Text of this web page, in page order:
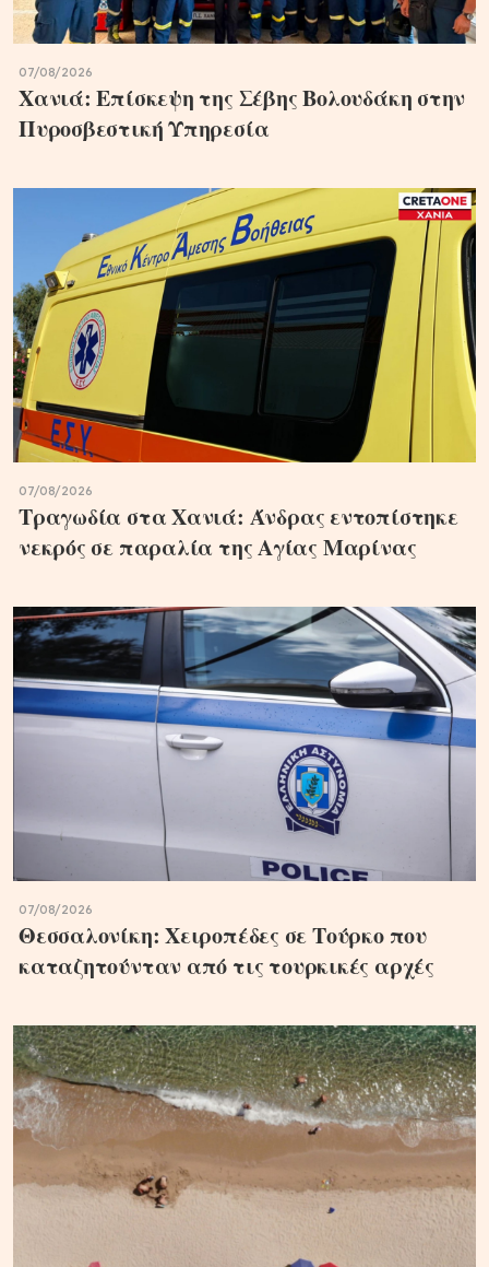
07/08/2026
Χανιά: Επίσκεψη της Σέβης Βολουδάκη στην
Πυροσβεστική Υπηρεσία
07/08/2026
Τραγωδία στα Χανιά: Άνδρας εντοπίστηκε
νεκρός σε παραλία της Αγίας Μαρίνας
07/08/2026
Θεσσαλονίκη: Χειροπέδες σε Τούρκο που
καταζητούνταν από τις τουρκικές αρχές